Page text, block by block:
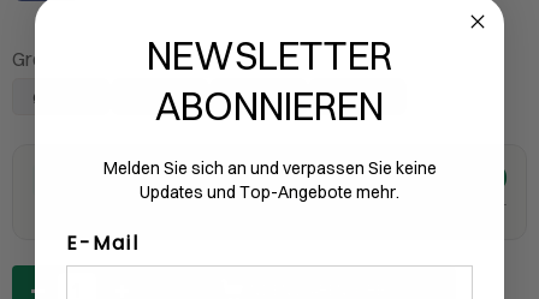
Grösse:
Ø 75 cm Ø 65 cm Ø 55 cm Ø 45 cm
Auf Lager
11 Stück an Lager
32.90
inkl. MWST
NEWSLETTER
ABONNIEREN
Melden Sie sich an und verpassen Sie keine
Updates und Top-Angebote mehr.
E-Mail